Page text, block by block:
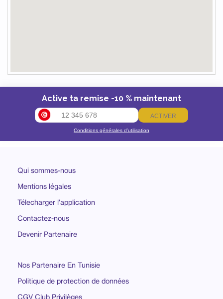
Active ta remise -10 % maintenant
ACTIVER
Conditions générales d’utilisation
Qui sommes-nous
Mentions légales
Télecharger l'application
Contactez-nous
Devenir Partenaire
Nos Partenaire En Tunisie
Politique de protection de données
CGV Club Privilèges